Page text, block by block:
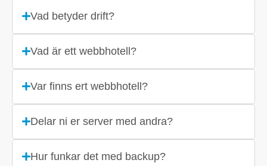
Vad betyder drift?
Vad är ett webbhotell?
Var finns ert webbhotell?
Delar ni er server med andra?
Hur funkar det med backup?